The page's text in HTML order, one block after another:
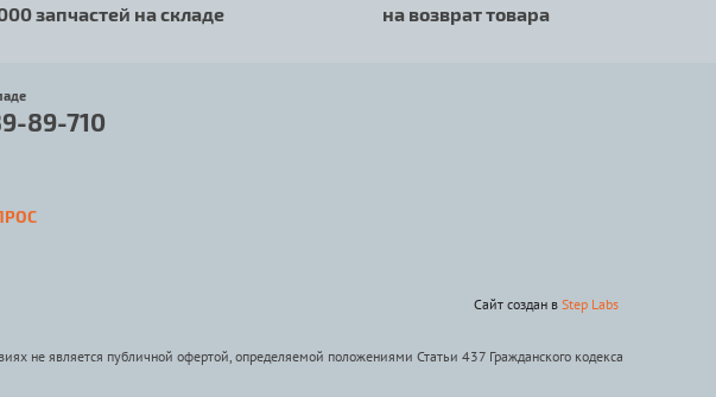
запчастей на складе
на возврат товара
89-710
Сайт создан в Step Labs
не является публичной офертой, определяемой положениями Статьи 437 Гражданского кодекса